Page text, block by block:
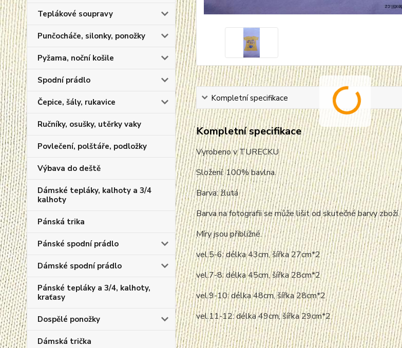
Teplákové soupravy
Punčocháče, silonky, ponožky
Pyžama, noční košile
Spodní prádlo
Čepice, šály, rukavice
Ručníky, osušky, utěrky vaky
Povlečení, polštáře, podložky
Výbava do deště
Dámské tepláky, kalhoty a 3/4
kalhoty
Pánská trika
Pánské spodní prádlo
Dámské spodní prádlo
Pánské tepláky a 3/4, kalhoty,
kraťasy
Dospělé ponožky
Dámská trička
Kompletní specifikace
Kompletní specifikace
Vyrobeno v TURECKU
Složení: 100% bavlna.
Barva: žlutá
Barva na fotografii se může lišit od skutečné barvy zboží.
Míry jsou přibližné.
vel.5-6: délka 43cm, šířka 27cm*2
vel.7-8: délka 45cm, šířka 28cm*2
vel.9-10: délka 48cm, šířka 28cm*2
vel.11-12: délka 49cm, šířka 29cm*2